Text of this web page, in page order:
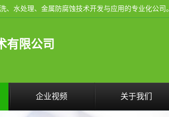
有限公司
企业视频 关于我们